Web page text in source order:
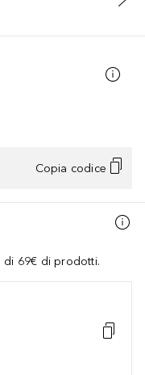
Copia codice
di 69€ di prodotti.